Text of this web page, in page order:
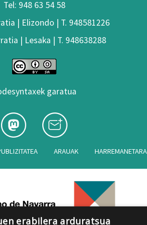
Tel: 948 63 54 58
| Elizondo | T. 948581226
| Lesaka | T. 948638288
garatua
ARAUAK
erabilera arduratsua